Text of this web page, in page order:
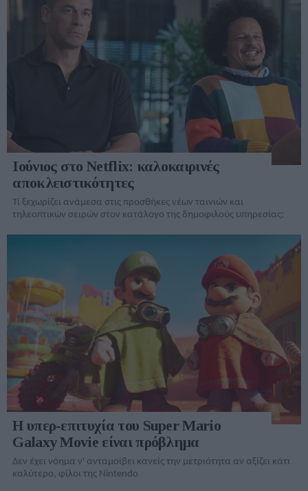
Ιούνιος στο Netflix: καλοκαιρινές
αποκλειστικότητες
Τί ξεχωρίζει ανάμεσα στις προσθήκες νέων ταινιών και
τηλεοπτικών σειρών στον κατάλογo της δημοφιλούς υπηρεσίας;
Η υπερ-επιτυχία του Super Mario
Galaxy Movie είναι πρόβλημα
Δεν έχει νόημα ν' ανταμοίβει κανείς την μετριότητα αν αξίζει κάτι
καλύτερο, φίλοι της Nintendo